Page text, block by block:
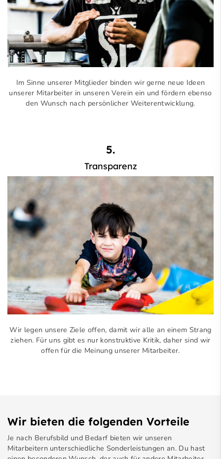
Im Sinne unserer Mitglieder binden wir gerne neue Ideen
unserer Mitarbeiter in unseren Verein ein und fördern ebenso
den Wunsch nach persönlicher Weiterentwicklung.
5.
Transparenz
Wir legen unsere Ziele offen, damit wir alle an einem Strang
ziehen. Für uns gibt es nur konstruktive Kritik, daher sind wir
offen für die Meinung unserer Mitarbeiter.
Wir bieten die folgenden Vorteile
Je nach Berufsbild und Bedarf bieten wir unseren
Mitarbeitern unterschiedliche Sonderleistungen an. Du hast